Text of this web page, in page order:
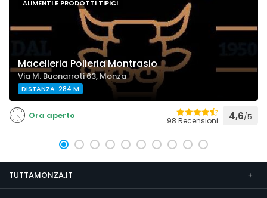
ALIMENTI E PRODOTTI TIPICI
Macelleria Polleria Montrasio
Via M. Buonarroti 63, Monza
DISTANZA: 284 M
Ora aperto 98 Recensioni 4,6/5
TUTTAMONZA.IT